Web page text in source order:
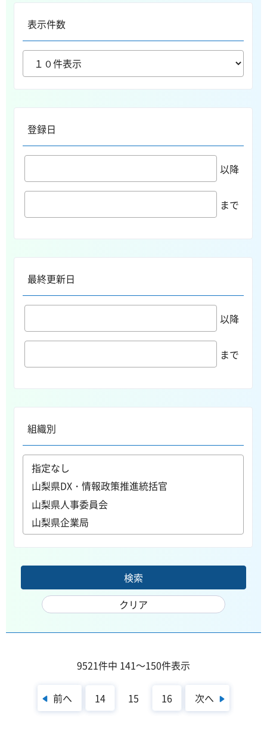
表示件数
登録日
以降
まで
最終更新日
以降
まで
組織別
9521件中 141～150件表示
前へ 14 15 16 次へ